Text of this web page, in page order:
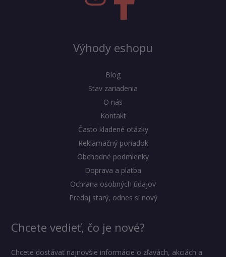
Výhody eshopu
Blog
Stav zariadenia
O nás
Kontakt
Často kladené otázky
Reklamačný poriadok
Obchodné podmienky
Doprava a platba
Ochrana osobných údajov
Predaj starý, odnes si nový
Chcete vedieť, čo je nové?
Chcete dostávať najnovšie informácie o zľavách, akciách a